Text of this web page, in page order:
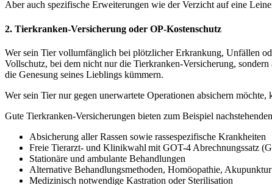
Aber auch spezifische Erweiterungen wie der Verzicht auf eine
2. Tierkranken-Versicherung oder OP-Kostenschutz
Wer sein Tier vollumfänglich bei plötzlicher Erkrankung, Unfällen
Vollschutz, bei dem nicht nur die Tierkranken-Versicherung,
die Genesung seines Lieblings kümmern.
Wer sein Tier nur gegen unerwartete Operationen absichern
Gute Tierkranken-Versicherungen bieten zum Beispiel
Absicherung aller Rassen sowie rassespezifische Krankheiten
Freie Tierarzt- und Klinikwahl mit GOT-4 Abrechnungssatz
Stationäre und ambulante Behandlungen
Alternative Behandlungsmethoden, Homöopathie,
Medizinisch notwendige Kastration oder Sterilisation